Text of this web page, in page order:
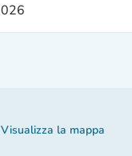
Visualizza la mappa